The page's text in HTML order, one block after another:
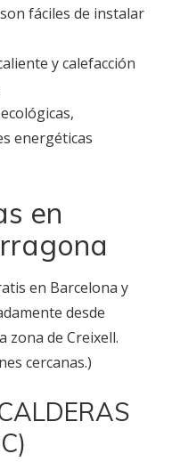
fáciles de instalar
y calefacción
energéticas
en
en Barcelona y
desde
zona de Creixell.
cercanas.)